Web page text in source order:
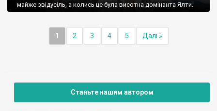
майже звідусіль, а колись це була висотна домінанта Ялти.
1 2 3 4 5 Далі »
Станьте нашим автором